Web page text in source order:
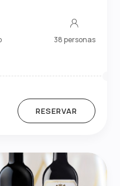
38 personas
RESERVAR